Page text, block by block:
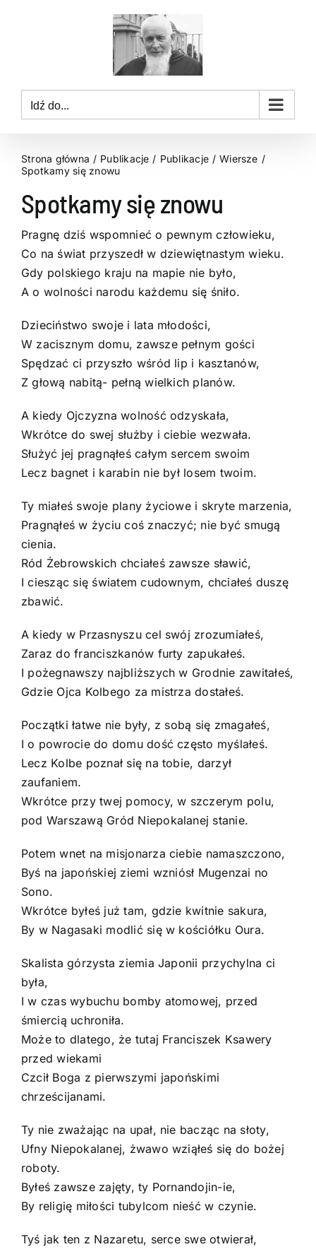
Idź do...
Strona główna Publikacje Publikacje
Wiersze
Spotkamy się znowu
Spotkamy się znowu
Pragnę dziś wspomnieć o pewnym człowieku,
Co na świat przyszedł w dziewiętnastym wieku.
Gdy polskiego kraju na mapie nie było,
A o wolności narodu każdemu się śniło.
Dzieciństwo swoje i lata młodości,
W zacisznym domu, zawsze pełnym gości
Spędzać ci przyszło wśród lip i kasztanów,
Z głową nabitą- pełną wielkich planów.
A kiedy Ojczyzna wolność odzyskała,
Wkrótce do swej służby i ciebie wezwała.
Służyć jej pragnąłeś całym sercem swoim
Lecz bagnet i karabin nie był losem twoim.
Ty miałeś swoje plany życiowe i skryte marzenia,
Pragnąłeś w życiu coś znaczyć; nie być smugą
cienia.
Ród Żebrowskich chciałeś zawsze sławić,
I ciesząc się światem cudownym, chciałeś duszę
zbawić.
A kiedy w Przasnyszu cel swój zrozumiałeś,
Zaraz do franciszkanów furty zapukałeś.
I pożegnawszy najbliższych w Grodnie zawitałeś,
Gdzie Ojca Kolbego za mistrza dostałeś.
Początki łatwe nie były, z sobą się zmagałeś,
I o powrocie do domu dość często myślałeś.
Lecz Kolbe poznał się na tobie, darzył
zaufaniem.
Wkrótce przy twej pomocy, w szczerym polu,
pod Warszawą Gród Niepokalanej stanie.
Potem wnet na misjonarza ciebie namaszczono,
Byś na japońskiej ziemi wzniósł Mugenzai no
Sono.
Wkrótce byłeś już tam, gdzie kwitnie sakura,
By w Nagasaki modlić się w kościółku Oura.
Skalista górzysta ziemia Japonii przychylna ci
była,
I w czas wybuchu bomby atomowej, przed
śmiercią uchroniła.
Może to dlatego, że tutaj Franciszek Ksawery
przed wiekami
Czcił Boga z pierwszymi japońskimi
chrześcijanami.
Ty nie zważając na upał, nie bacząc na słoty,
Ufny Niepokalanej, żwawo wziąłeś się do bożej
roboty.
Byłeś zawsze zajęty, ty Pornandojin-ie,
By religię miłości tubylcom nieść w czynie.
Tyś jak ten z Nazaretu, serce swe otwierał,